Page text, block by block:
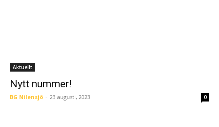
Aktuellt
Nytt nummer!
BG Nilensjö - 23 augusti, 2023 0